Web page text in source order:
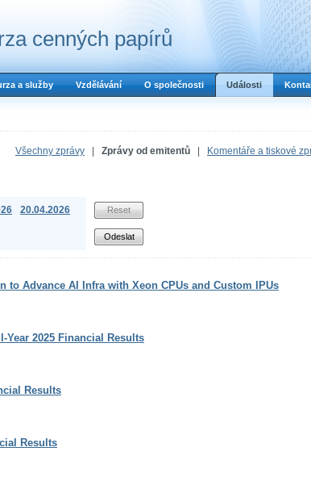
cenných papírů
a služby Vzdělávání O společnosti Události
Všechny zprávy | Zprávy od emitentů | Komentáře a tiskové
20.04.2026
to Advance AI Infra with Xeon CPUs and Custom IPUs
Year 2025 Financial Results
Results
Results